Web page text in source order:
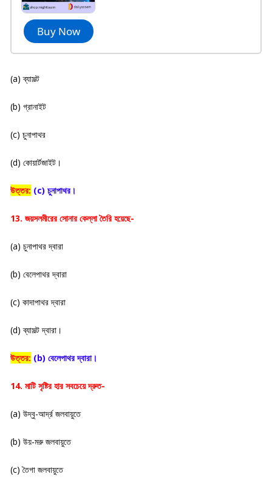
Buy Now
(a) ব্যাসল্ট
(b) গ্রানাইট
(c) চুনাপাথর
(d) কোয়ার্টজাইট।
উত্তর: (c) চুনাপাথর।
13. জয়সলমীরের সোনার কেল্লা তৈরি হয়েছে-
(a) চুনাপাথর দ্বারা
(b) বেলেপাথর দ্বারা
(c) কাদাপাথর দ্বারা
(d) ব্যাসল্ট দ্বারা।
উত্তর: (b) বেলেপাথর দ্বারা।
14. মাটি সৃষ্টির হার সবচেয়ে দ্রুত-
(a) উদ্বু-আর্দ্র জলবায়ুতে
(b) উয়-মরু জলবায়ুতে
(c) তৈগা জলবায়ুতে